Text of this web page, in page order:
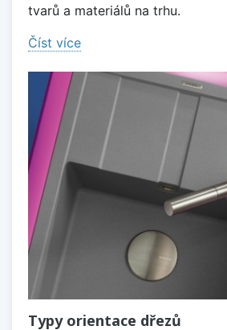
tvarů a materiálů na trhu.
Číst více
Typy orientace dřezů